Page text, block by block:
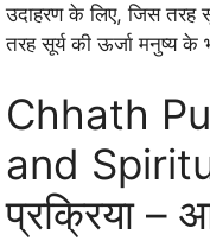
उदाहरण के लिए, जिस तरह
तरह सूर्य की ऊर्जा मनुष्य के
Chhath
and
प्रक्रिया –